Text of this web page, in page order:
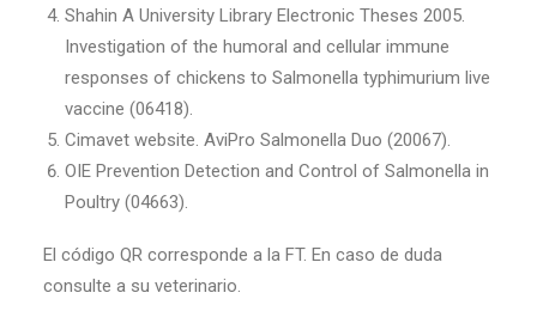
Shahin A University Library Electronic Theses 2005.
Investigation of the humoral and cellular immune
responses of chickens to Salmonella typhimurium live
vaccine (06418).
Cimavet website. AviPro Salmonella Duo (20067).
OIE Prevention Detection and Control of Salmonella in
Poultry (04663).
El código QR corresponde a la FT. En caso de duda
consulte a su veterinario.